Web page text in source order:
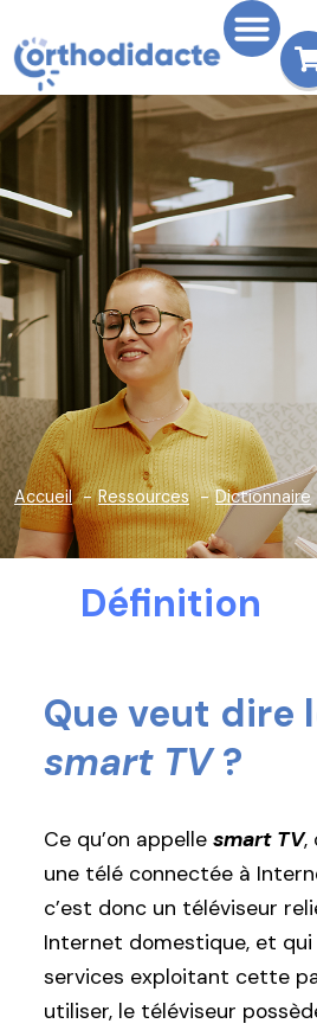
Accueil Ressources Dictionnaire
Définition
Que veut dire
smart TV?
Ce qu’on appelle smart TV,
une télé connectée à
c’est donc un téléviseur
Internet domestique, et qui
services exploitant cette
utiliser, le téléviseur